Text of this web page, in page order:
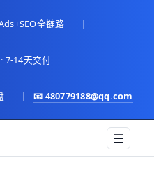
全链路 |
7-14天交付 |
| 📧 480779188@qq.com
☰